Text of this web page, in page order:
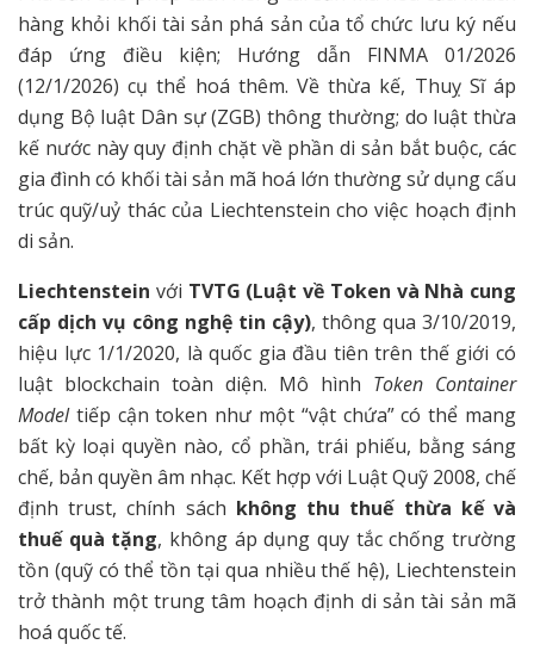
hàng khỏi khối tài sản phá sản của tổ chức lưu ký nếu
đáp ứng điều kiện; Hướng dẫn FINMA 01/2026
(12/1/2026) cụ thể hoá thêm. Về thừa kế, Thuỵ Sĩ áp
dụng Bộ luật Dân sự (ZGB) thông thường; do luật thừa
kế nước này quy định chặt về phần di sản bắt buộc, các
gia đình có khối tài sản mã hoá lớn thường sử dụng cấu
trúc quỹ/uỷ thác của Liechtenstein cho việc hoạch định
di sản.
Liechtenstein với TVTG (Luật về Token và Nhà cung
cấp dịch vụ công nghệ tin cậy), thông qua 3/10/2019,
hiệu lực 1/1/2020, là quốc gia đầu tiên trên thế giới có
luật blockchain toàn diện. Mô hình Token Container
Modeltiếp cận token như một “vật chứa” có thể mang
bất kỳ loại quyền nào, cổ phần, trái phiếu, bằng sáng
chế, bản quyền âm nhạc. Kết hợp với Luật Quỹ 2008, chế
định trust, chính sách không thu thuế thừa kế và
thuế quà tặng, không áp dụng quy tắc chống trường
tồn (quỹ có thể tồn tại qua nhiều thế hệ), Liechtenstein
trở thành một trung tâm hoạch định di sản tài sản mã
hoá quốc tế.